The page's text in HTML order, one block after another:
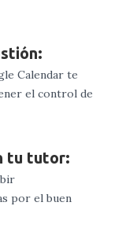
Calendar te
el control de
tu tutor:
por el buen